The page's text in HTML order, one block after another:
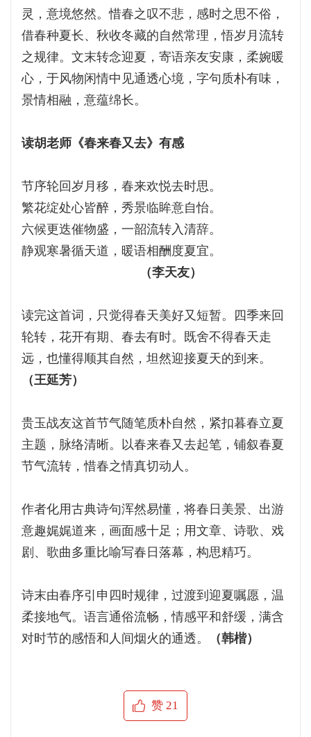
灵，意境悠然。惜春之叹不悲，感时之思不俗，
借春种夏长、秋收冬藏的自然常理，悟岁月流转
之规律。文末转念迎夏，寄语亲友安康，柔婉暖
心，于风物闲情中见通透心境，字句质朴有味，
景情相融，意蕴绵长。
读胡老师《春来春又去》有感
节序轮回岁月移，春来欢悦去时思。
繁花绽处心皆醉，秀景临眸意自怡。
六候更迭催物盛，一韶流转入清辞。
静观寒暑循天道，暖语相酬度夏宜。
（李天友）
读完这首词，只觉得春天美好又短暂。四季来回
轮转，花开有期、春去有时。既舍不得春天走
远，也懂得顺其自然，坦然迎接夏天的到来。
（王延芳）
贵玉战友这首节气随笔质朴自然，紧扣暮春立夏
主题，脉络清晰。以春来春又去起笔，铺叙春夏
节气流转，惜春之情真切动人。
作者化用古典诗句浑然易懂，将春日美景、出游
意趣娓娓道来，画面感十足；用文章、诗歌、戏
剧、歌曲多重比喻写春日落幕，构思精巧。
诗末由春序引申四时规律，过渡到迎夏嘱愿，温
柔接地气。语言通俗流畅，情感平和舒缓，满含
对时节的感悟和人间烟火的通透。
（韩楷）
赞 21